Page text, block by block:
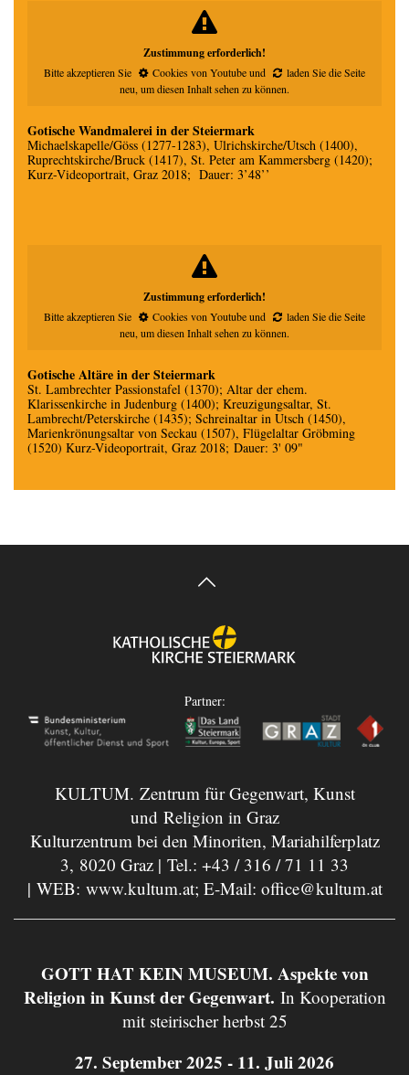
Zustimmung erforderlich!
Bitte akzeptieren Sie Cookies von Youtubeund
laden Sie die Seite
neu, um diesen Inhalt sehen zu können.
Gotische Wandmalerei in der Steiermark
Michaelskapelle/Göss (1277-1283), Ulrichskirche/Utsch (1400),
Ruprechtskirche/Bruck (1417), St. Peter am Kammersberg (1420);
Kurz-Videoportrait, Graz 2018; Dauer: 3’48’’
Zustimmung erforderlich!
Bitte akzeptieren Sie Cookies von Youtubeund
laden Sie die Seite
neu, um diesen Inhalt sehen zu können.
Gotische Altäre in der Steiermark
St. Lambrechter Passionstafel (1370); Altar der ehem.
Klarissenkirche in Judenburg (1400); Kreuzigungsaltar, St.
Lambrecht/Peterskirche (1435); Schreinaltar in Utsch (1450),
Marienkrönungsaltar von Seckau (1507), Flügelaltar Gröbming
(1520) Kurz-Videoportrait, Graz 2018; Dauer: 3' 09"
Partner:
KULTUM. Zentrum für Gegenwart, Kunst
und Religion in Graz
Kulturzentrum bei den Minoriten, Mariahilferplatz
3, 8020 Graz | Tel.: +43 / 316 / 71 11 33
| WEB: www.kultum.at; E-Mail: office@kultum.at
GOTT HAT KEIN MUSEUM. Aspekte von
Religion in Kunst der Gegenwart. In Kooperation
mit steirischer herbst 25
27. September 2025 - 11. Juli 2026